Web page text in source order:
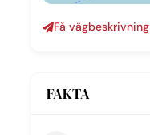
Få vägbeskrivning
FAKTA